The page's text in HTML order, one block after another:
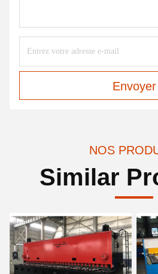
Envoyer
NOS
Similar